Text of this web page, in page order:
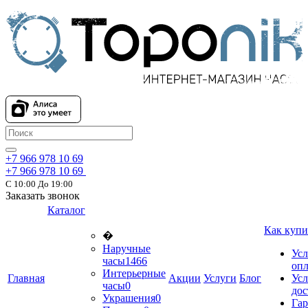
+7 966 978 10 69
+7 966 978 10 69
С 10:00 До 19:00
Заказать звонок
Главная
Каталог
�
Наручные
часы1466
Интерьерные
часы0
Украшения0
Акции Услуги Блог
Как